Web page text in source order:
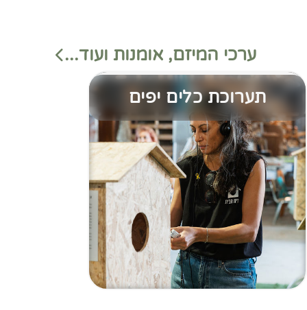
ערכי המיזם, אומנות ועוד...
תערוכת כלים יפים